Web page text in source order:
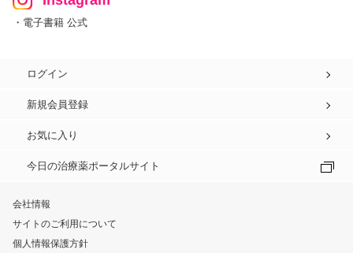
・電子書籍 公式
ログイン
新規会員登録
お気に入り
今日の治療薬ポータルサイト
会社情報
サイトのご利用について
個人情報保護方針